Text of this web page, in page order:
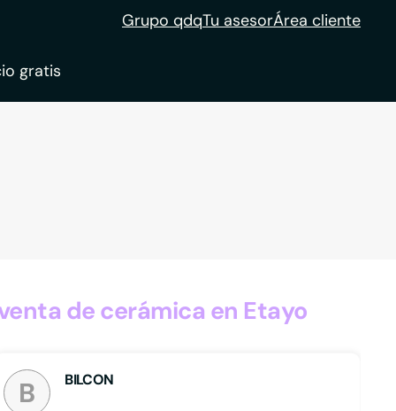
Grupo qdqTu asesorÁrea cliente
gratis
de cerámica en Etayo
B BILCON